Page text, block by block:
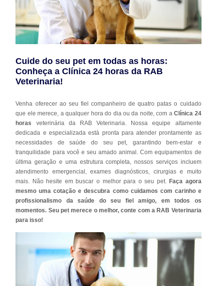
Cuide do seu pet em todas as horas:
Conheça a Clínica 24 horas da RAB
Veterinaria!
Venha oferecer ao seu fiel companheiro de quatro patas o cuidado
que ele merece, a qualquer hora do dia ou da noite, com aClínica 24
horas
veterinária da RAB Veterinaria. Nossa equipe altamente
dedicada e especializada está pronta para atender prontamente as
necessidades de saúde do seu pet, garantindo bem-estar e
tranquilidade para você e seu amado animal. Com equipamentos de
última geração e uma estrutura completa, nossos serviços incluem
atendimento emergencial, exames diagnósticos, cirurgias e muito
mais. Não hesite em buscar o melhor para o seu pet.Faça agora
mesmo uma cotação e descubra como cuidamos com carinho e
profissionalismo da saúde do seu fiel amigo, em todos os
momentos. Seu pet merece o melhor, conte com a RAB Veterinaria
para isso!